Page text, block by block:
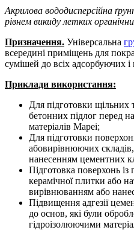
Акрилова вододисперсійна
рівнем викиду летких
Призначення. Універсальна
всередині приміщень для
сумішей до всіх адсорбуючих
Приклади використання:
Для підготовки щільних
бетонних підлог перед
матеріалів Mapei;
Для підготовки
абовирівнюючих
нанесенням цементних
Підготовка поверхонь із
керамічної плитки або
вирівнюванням або
Підвищення адгезії
до основ, які були
гідроізолюючими